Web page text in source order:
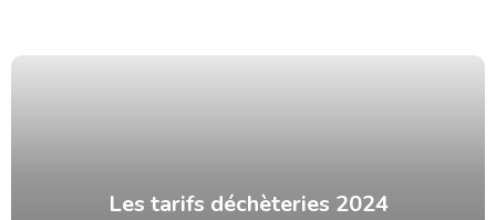
Les tarifs déchèteries 2024